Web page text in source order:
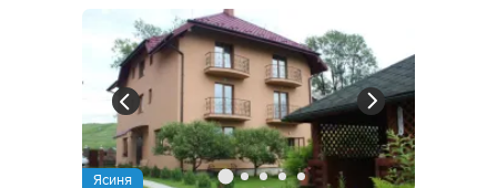
Ясиня